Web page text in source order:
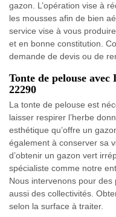
gazon. L’opération vise à
les mousses afin de bien
service vise à vous
et en bonne constitution.
demande de devis ou de
Tonte de pelouse
22290
La tonte de pelouse est
laisser respirer l’herbe
esthétique qu’offre un
également à conserver sa
d’obtenir un gazon vert
spécialiste comme notre
Nous intervenons pour
aussi des collectivités.
selon la surface à traiter.